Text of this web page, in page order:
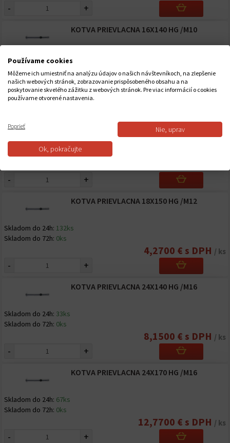
- +
KOTVA PRIEVLACNA 16X140 HG /M10
Skladom do 24h:
180ks
4,4000 € s DPH
- +
Skladom do 24h:131ks
Skladom do 72h:0ks
- +
KOTVA PRIEVLACNA 18X150 HG /M12
Skladom do 24h: 132ks
Skladom do 72h: 0ks
4,2700 € s DPH / ks
- +
KOTVA PRIEVLACNA 24X140 HG /M16
Skladom do 24h: 33ks
Skladom do 72h: 0ks
8,1500 € s DPH / ks
- +
KOTVA PRIEVLACNA 24X170 HG /M16
Skladom do 24h: 67ks
Skladom do 72h: 0ks
12,7700 € s DPH / ks
- +
Používame cookies
Môžeme ich umiestniť na analýzu údajov o našich návštevníkoch, na zlepšenie
našich webových stránok, zobrazovanie prispôsobeného obsahu a na
poskytovanie skvelého zážitku z webových stránok. Pre viac informácií o cookies
používame otvorené nastavenia.
Poprieť Nie, uprav
Ok, pokračujte